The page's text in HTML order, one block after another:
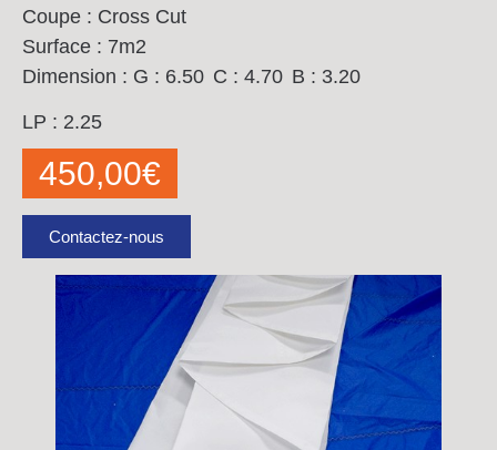
Coupe : Cross Cut
Surface : 7m2
Dimension : G : 6.50 C : 4.70 B : 3.20
LP : 2.25
450,00€
Contactez-nous